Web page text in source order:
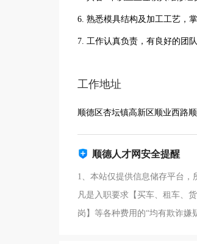
6. 熟悉模具结构及加工工艺，
7. 工作认真负责，有良好的团
工作地址
顺德区杏坛镇高新区顺业西路
顺德人才网安全提醒
1、本站仅提供信息储存平台，
凡是入职要求【买车、租车、
岗】等各种费用的“均有欺诈嫌